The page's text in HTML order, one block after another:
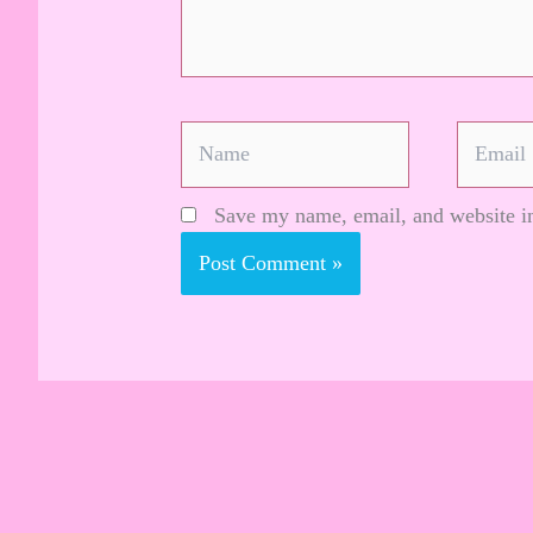
Save my name, email, and website